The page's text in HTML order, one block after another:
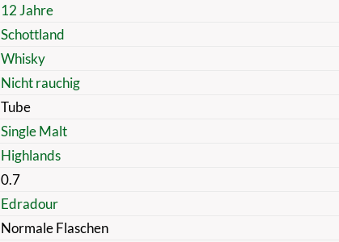
12 Jahre
Schottland
Whisky
Nicht rauchig
Tube
Single Malt
Highlands
0.7
Edradour
Normale Flaschen